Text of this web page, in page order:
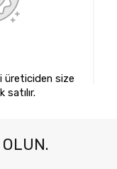
üreticiden size
satılır.